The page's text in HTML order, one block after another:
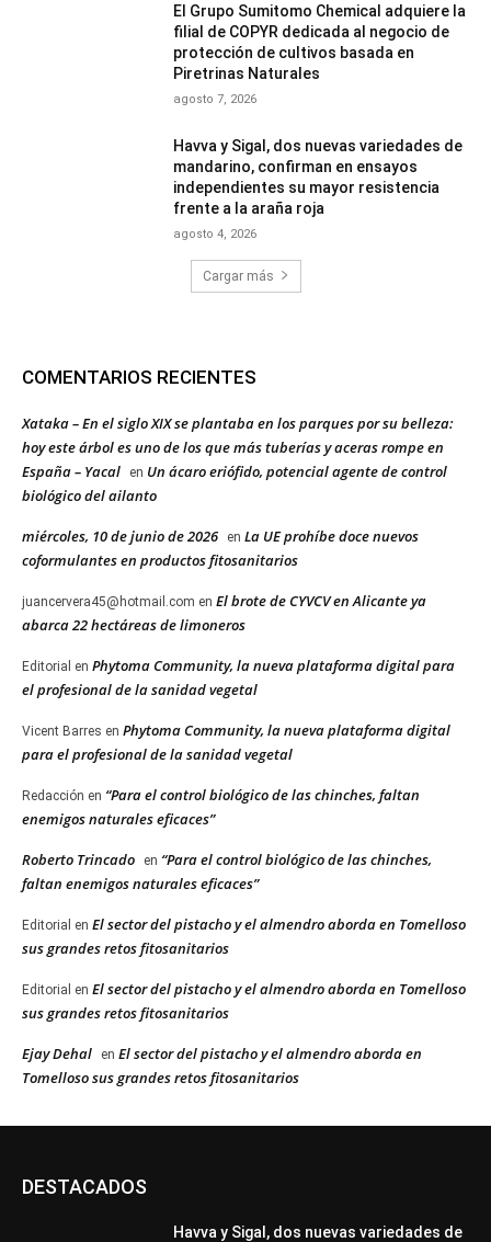
El Grupo Sumitomo Chemical adquiere la
filial de COPYR dedicada al negocio de
protección de cultivos basada en
Piretrinas Naturales
agosto 7, 2026
Havva y Sigal, dos nuevas variedades de
mandarino, confirman en ensayos
independientes su mayor resistencia
frente a la araña roja
agosto 4, 2026
Cargar más
COMENTARIOS RECIENTES
Xataka – En el siglo XIX se plantaba en los parques por su belleza:
hoy este árbol es uno de los que más tuberías y aceras rompe en
España – Yacal
en Un ácaro eriófido, potencial agente de control
biológico del ailanto
miércoles, 10 de junio de 2026 en La UE prohíbe doce nuevos
coformulantes en productos fitosanitarios
juancervera45@hotmail.com en El brote de CYVCV en Alicante ya
abarca 22 hectáreas de limoneros
Editorial en Phytoma Community, la nueva plataforma digital para
el profesional de la sanidad vegetal
Vicent Barres en Phytoma Community, la nueva plataforma digital
para el profesional de la sanidad vegetal
Redacción en “Para el control biológico de las chinches, faltan
enemigos naturales eficaces”
Roberto Trincado en “Para el control biológico de las chinches,
faltan enemigos naturales eficaces”
Editorial en El sector del pistacho y el almendro aborda en Tomelloso
sus grandes retos fitosanitarios
Editorial en El sector del pistacho y el almendro aborda en Tomelloso
sus grandes retos fitosanitarios
Ejay Dehal en El sector del pistacho y el almendro aborda en
Tomelloso sus grandes retos fitosanitarios
DESTACADOS
Havva y Sigal, dos nuevas variedades de